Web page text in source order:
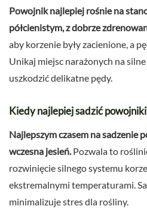
Powojnik najlepiej rośnie na
półcienistym, z dobrze
aby korzenie były zacienione, a
Unikaj miejsc narażonych na
uszkodzić delikatne pędy.
Kiedy najlepiej sadzić
Najlepszym czasem na sadzenie
wczesna jesień.Pozwala to
rozwinięcie silnego systemu
ekstremalnymi temperaturami.
minimalizuje stres dla rośliny.